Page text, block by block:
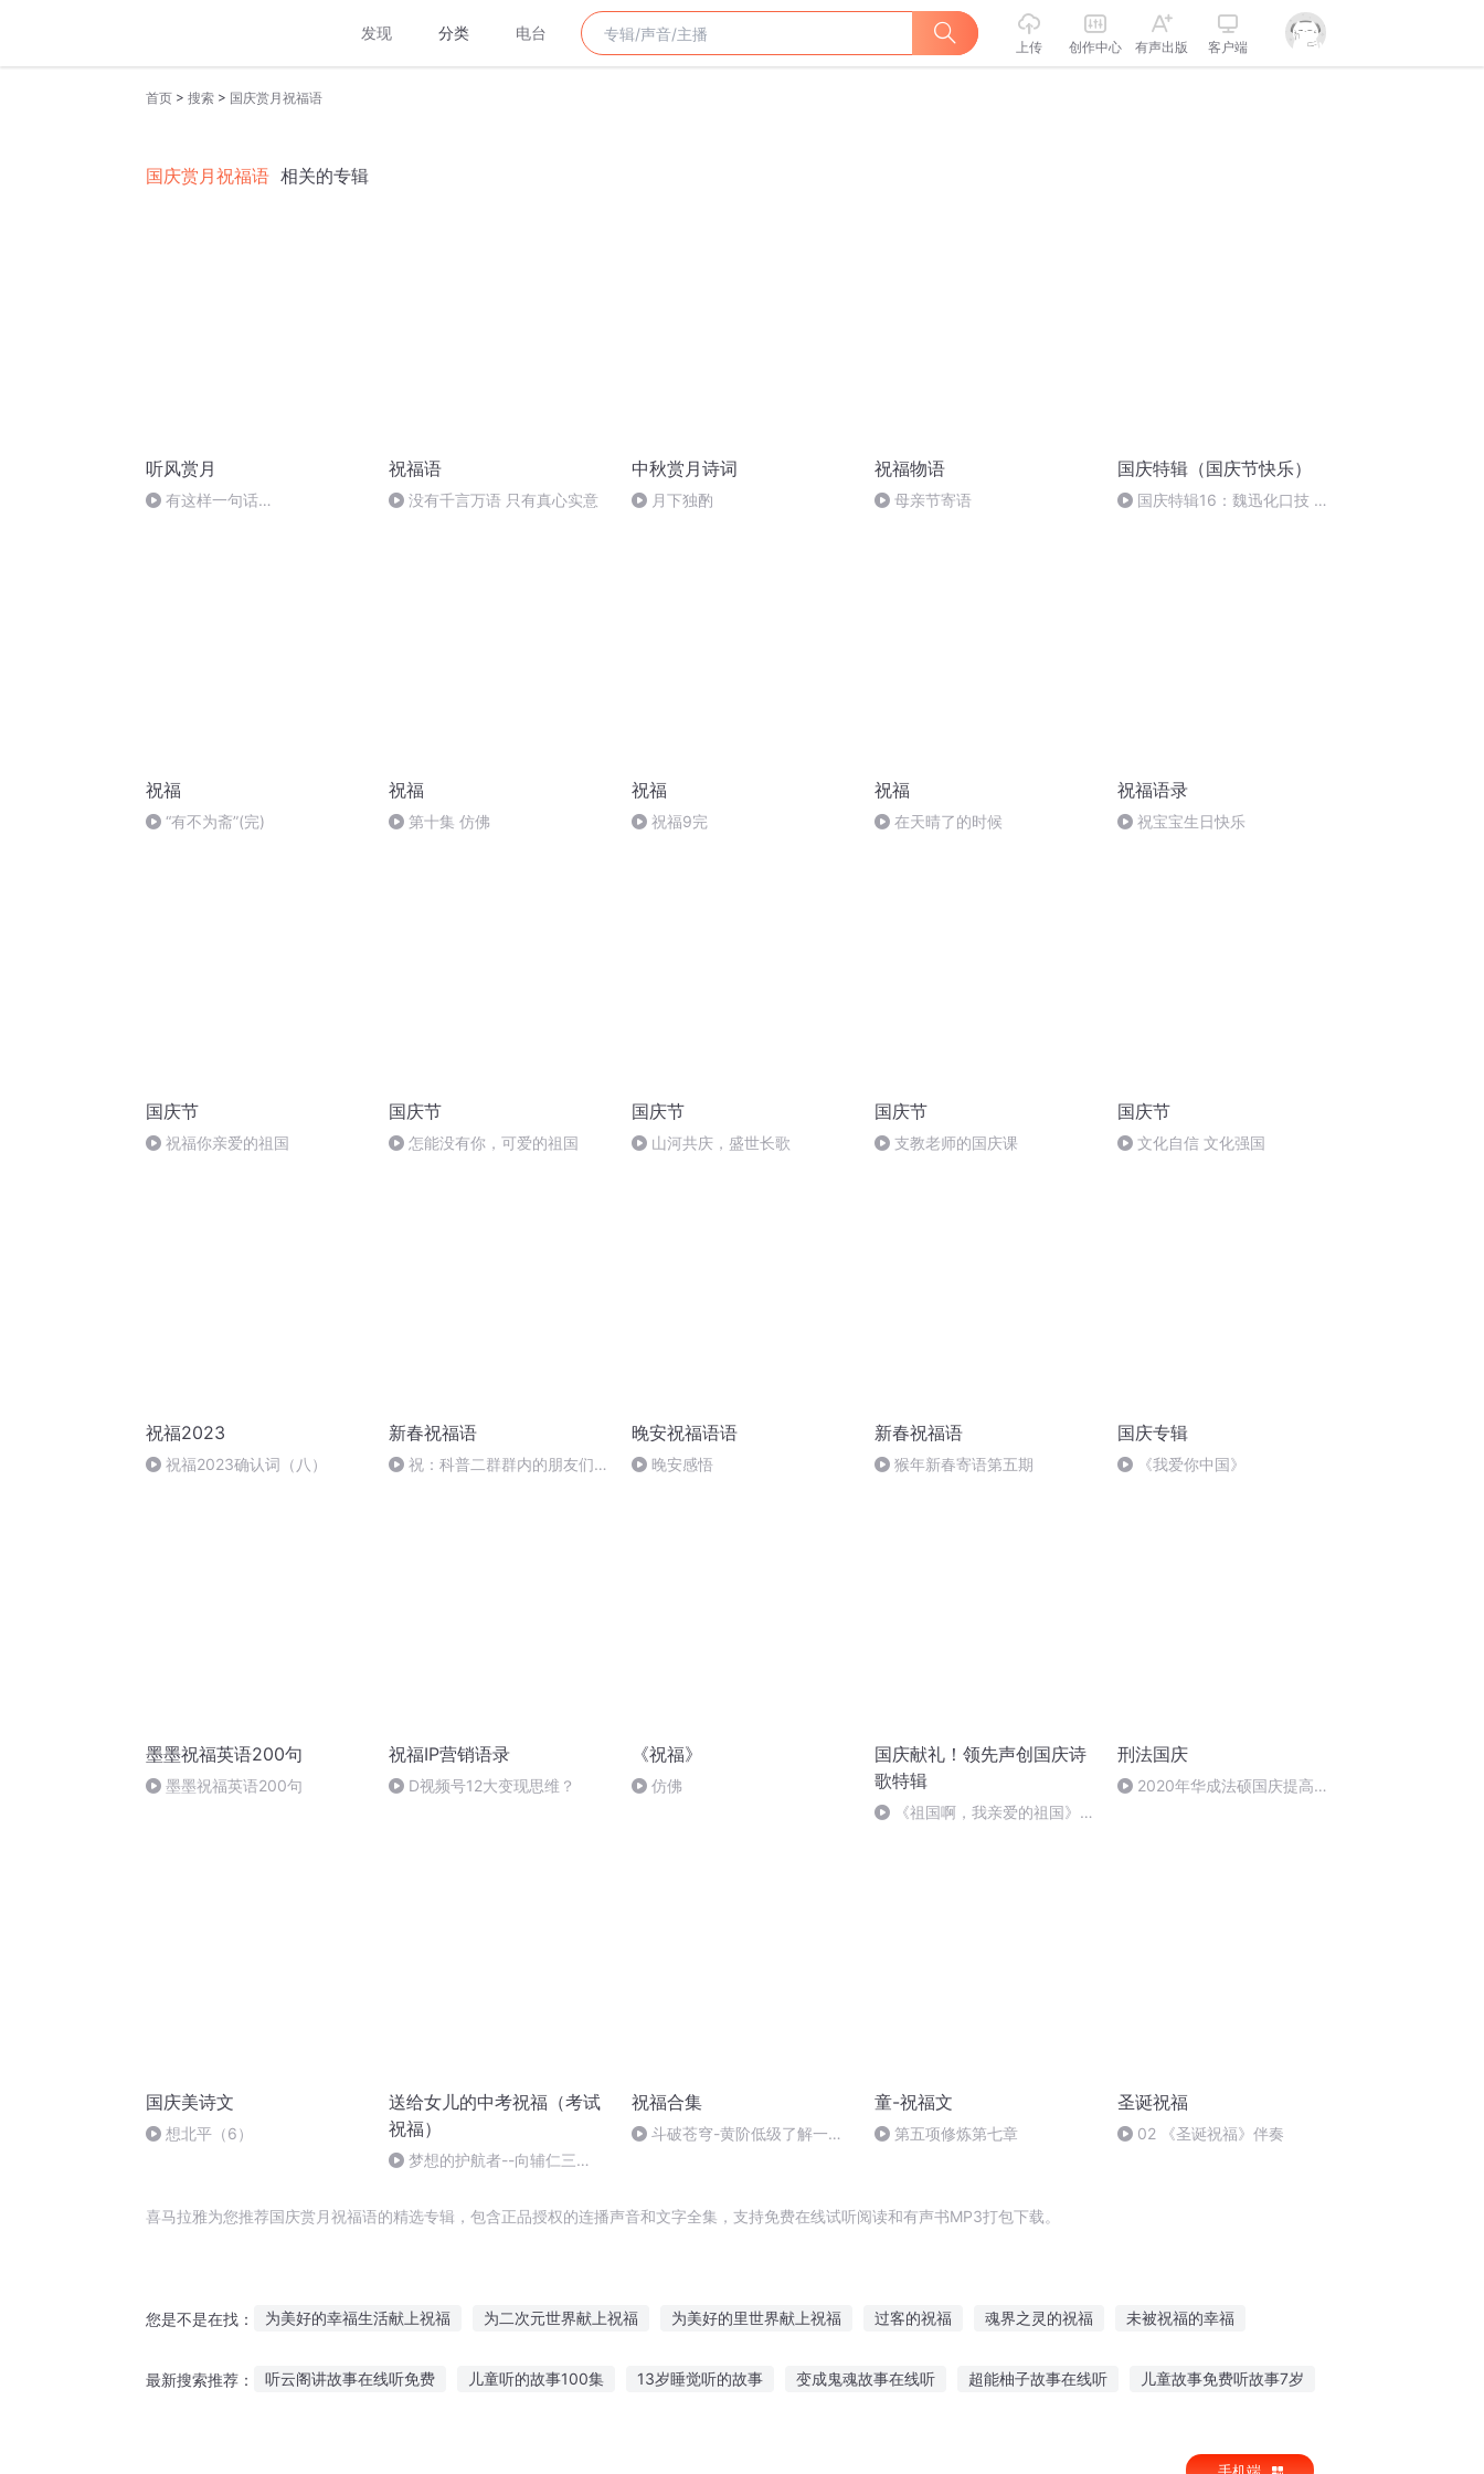
发现 分类 电台
上传 创作中心 有声出版 客户端
首页 > 搜索 > 国庆赏月祝福语
国庆赏月祝福语 相关的专辑
听风赏月
有这样一句话…
祝福语
没有千言万语 只有真心实意
中秋赏月诗词
月下独酌
祝福物语
母亲节寄语
国庆特辑（国庆节快乐）
国庆特辑16：魏迅化口技 二
祝福
“有不为斋”(完)
祝福
第十集 仿佛
祝福
祝福9完
祝福
在天晴了的时候
祝福语录
祝宝宝生日快乐
国庆节
祝福你亲爱的祖国
国庆节
怎能没有你，可爱的祖国
国庆节
山河共庆，盛世长歌
国庆节
支教老师的国庆课
国庆节
文化自信 文化强国
祝福2023
祝福2023确认词（八）
新春祝福语
祝：科普二群群内的朋友们新
晚安祝福语语
晚安感悟
新春祝福语
猴年新春寄语第五期
国庆专辑
《我爱你中国》
墨墨祝福英语200句
墨墨祝福英语200句
祝福IP营销语录
D视频号12大变现思维？
《祝福》
仿佛
国庆献礼！领先声创国庆诗
歌特辑
《祖国啊，我亲爱的祖国》温
刑法国庆
2020年华成法硕国庆提高班
国庆美诗文
想北平（6）
送给女儿的中考祝福（考试
祝福）
梦想的护航者--向辅仁三
祝福合集
斗破苍穹-黄阶低级了解一下
童-祝福文
第五项修炼第七章
圣诞祝福
02 《圣诞祝福》伴奏
喜马拉雅为您推荐国庆赏月祝福语的精选专辑，包含正品授权的连播声音和文字全集，支持免费在线试听阅读和有声书MP3打包下载。
您是不是在找： 为美好的幸福生活献上祝福 为二次元世界献上祝福 为美好的里世界献上祝福 过客的祝福 魂界之灵的祝福 未被祝福的幸福
最新搜索推荐： 听云阁讲故事在线听免费 儿童听的故事100集 13岁睡觉听的故事 变成鬼魂故事在线听 超能柚子故事在线听 儿童故事免费听故事7岁